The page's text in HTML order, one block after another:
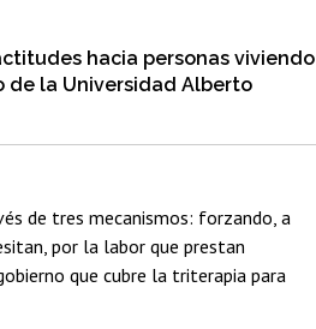
hacia personas viviendo
de la Universidad Alberto
de tres mecanismos: forzando, a
por la labor que prestan
que cubre la triterapia para